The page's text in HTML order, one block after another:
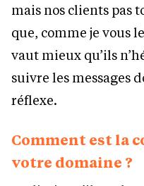
mais nos clients pas
que, comme je vous
vaut mieux qu’ils
suivre les messages
réflexe.
Comment est la
votre domaine ?